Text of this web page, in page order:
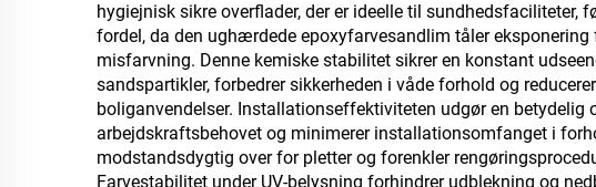
hygiejnisk sikre overflader, der er ideelle til
fordel, da den ughærdede epoxyfarvesandlim tåler
misfarvning. Denne kemiske stabilitet sikrer en konstant
sandspartikler, forbedrer sikkerheden i våde forhold og
boliganvendelser. Installationseffektiviteten udgør en betydelig
arbejdskraftsbehovet og minimerer installationsomfanget i
modstandsdygtig over for pletter og forenkler
Farvestabilitet under UV-belysning forhindrer udblekning og